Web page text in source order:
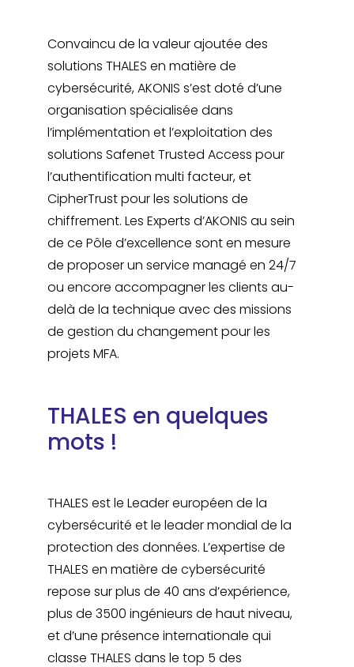
Convaincu de la valeur ajoutée des
solutions THALES en matière de
cybersécurité, AKONIS s’est doté d’une
organisation spécialisée dans
l’implémentation et l’exploitation des
solutions Safenet Trusted Access pour
l’authentification multi facteur, et
CipherTrust pour les solutions de
chiffrement. Les Experts d’AKONIS au sein
de ce Pôle d’excellence sont en mesure
de proposer un service managé en 24/7
ou encore accompagner les clients au-
delà de la technique avec des missions
de gestion du changement pour les
projets MFA.
THALES en quelques
mots !
THALES est le Leader européen de la
cybersécurité et le leader mondial de la
protection des données. L’expertise de
THALES en matière de cybersécurité
repose sur plus de 40 ans d’expérience,
plus de 3500 ingénieurs de haut niveau,
et d’une présence internationale qui
classe THALES dans le top 5 des